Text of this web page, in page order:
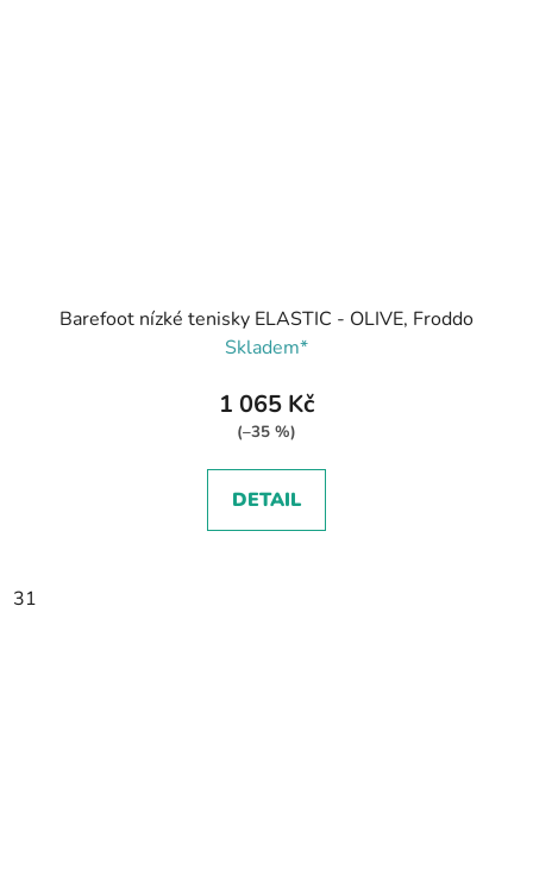
Barefoot nízké tenisky ELASTIC - OLIVE, Froddo
Skladem*
1 065 Kč
(–35 %)
DETAIL
31